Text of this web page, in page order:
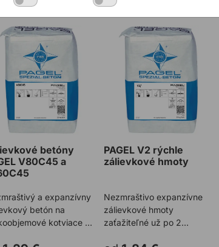
plastmalty
betóny PAGEL V80C45 a V160C45
betóny
V80C45 a
a expanzívny
betón na
kotviace a
PAGEL V2 rýchle
PAGEL V2 rýchle
zálievkové hmoty
Nezmraštivo expanzívne
zálievkové hmoty
zaťažiteľné už po 2